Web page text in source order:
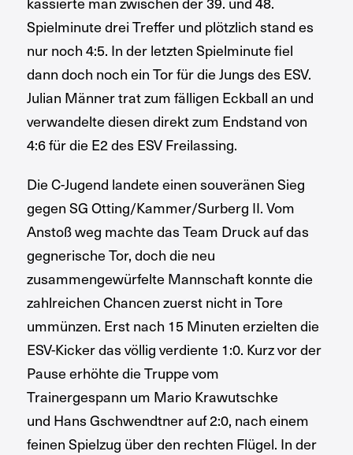
Spielminute drei Treffer und plötzlich stand es
nur noch 4:5. In der letzten Spielminute fiel
dann doch noch ein Tor für die Jungs des ESV.
Julian Männer trat zum fälligen Eckball an und
verwandelte diesen direkt zum Endstand von
4:6 für die E2 des ESV Freilassing.
Die C-Jugend landete einen souveränen Sieg
gegen SG Otting/Kammer/Surberg II. Vom
Anstoß weg machte das Team Druck auf das
gegnerische Tor, doch die neu
zusammengewürfelte Mannschaft konnte die
zahlreichen Chancen zuerst nicht in Tore
ummünzen. Erst nach 15 Minuten erzielten die
ESV-Kicker das völlig verdiente 1:0. Kurz vor der
Pause erhöhte die Truppe vom
Trainergespann um Mario Krawutschke
und Hans Gschwendtner auf 2:0, nach einem
feinen Spielzug über den rechten Flügel. In der